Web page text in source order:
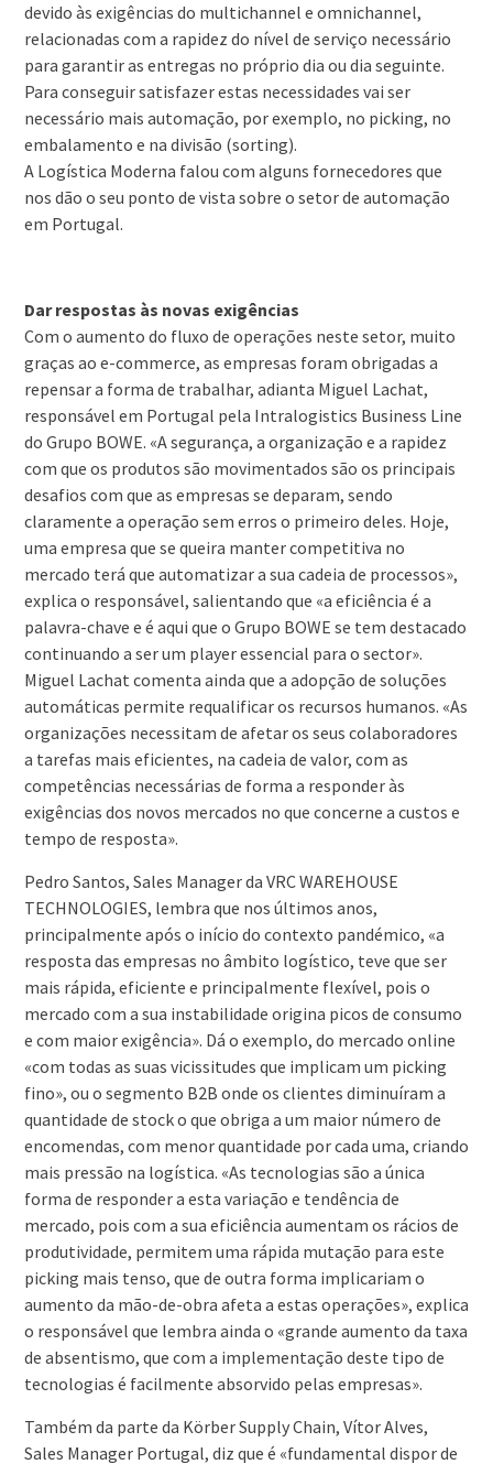
devido às exigências do multichannel e omnichannel,
relacionadas com a rapidez do nível de serviço necessário
para garantir as entregas no próprio dia ou dia seguinte.
Para conseguir satisfazer estas necessidades vai ser
necessário mais automação, por exemplo, no picking, no
embalamento e na divisão (sorting).
A Logística Moderna falou com alguns fornecedores que
nos dão o seu ponto de vista sobre o setor de automação
em Portugal.
Dar respostas às novas exigências
Com o aumento do fluxo de operações neste setor, muito
graças ao e-commerce, as empresas foram obrigadas a
repensar a forma de trabalhar, adianta Miguel Lachat,
responsável em Portugal pela Intralogistics Business Line
do Grupo BOWE. «A segurança, a organização e a rapidez
com que os produtos são movimentados são os principais
desafios com que as empresas se deparam, sendo
claramente a operação sem erros o primeiro deles. Hoje,
uma empresa que se queira manter competitiva no
mercado terá que automatizar a sua cadeia de processos»,
explica o responsável, salientando que «a eficiência é a
palavra-chave e é aqui que o Grupo BOWE se tem destacado
continuando a ser um player essencial para o sector».
Miguel Lachat comenta ainda que a adopção de soluções
automáticas permite requalificar os recursos humanos. «As
organizações necessitam de afetar os seus colaboradores
a tarefas mais eficientes, na cadeia de valor, com as
competências necessárias de forma a responder às
exigências dos novos mercados no que concerne a custos e
tempo de resposta».
Pedro Santos, Sales Manager da VRC WAREHOUSE
TECHNOLOGIES, lembra que nos últimos anos,
principalmente após o início do contexto pandémico, «a
resposta das empresas no âmbito logístico, teve que ser
mais rápida, eficiente e principalmente flexível, pois o
mercado com a sua instabilidade origina picos de consumo
e com maior exigência». Dá o exemplo, do mercado online
«com todas as suas vicissitudes que implicam um picking
fino», ou o segmento B2B onde os clientes diminuíram a
quantidade de stock o que obriga a um maior número de
encomendas, com menor quantidade por cada uma, criando
mais pressão na logística. «As tecnologias são a única
forma de responder a esta variação e tendência de
mercado, pois com a sua eficiência aumentam os rácios de
produtividade, permitem uma rápida mutação para este
picking mais tenso, que de outra forma implicariam o
aumento da mão-de-obra afeta a estas operações», explica
o responsável que lembra ainda o «grande aumento da taxa
de absentismo, que com a implementação deste tipo de
tecnologias é facilmente absorvido pelas empresas».
Também da parte da Körber Supply Chain, Vítor Alves,
Sales Manager Portugal, diz que é «fundamental dispor de